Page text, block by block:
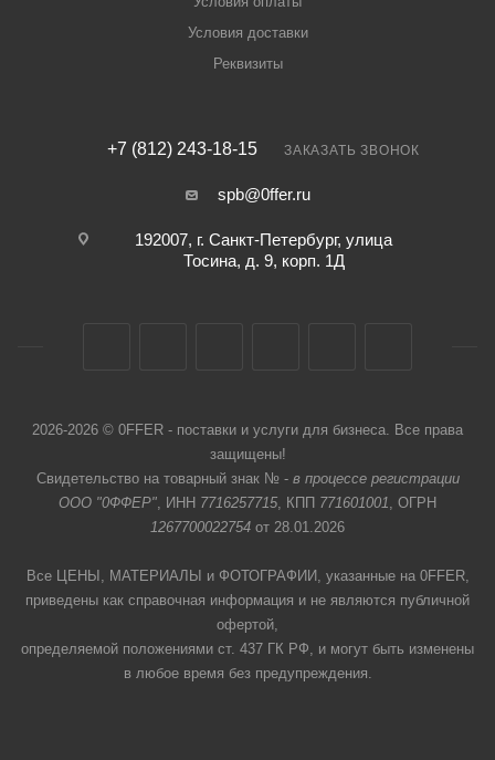
Условия доставки
Реквизиты
+7 (812) 243-18-15 ЗАКАЗАТЬ ЗВОНОК
spb@0ffer.ru
192007, г. Санкт-Петербург, улица
Тосина, д. 9, корп. 1Д
2026-2026 © 0FFER - поставки и услуги для бизнеса. Все права
защищены!
Свидетельство на товарный знак № - в процессе регистрации
ООО "0ФФЕР", ИНН 7716257715, КПП 771601001, ОГРН
1267700022754 от 28.01.2026
Все ЦЕНЫ, МАТЕРИАЛЫ и ФОТОГРАФИИ, указанные на 0FFER,
приведены как справочная информация и не являются публичной
офертой,
определяемой положениями ст. 437 ГК РФ, и могут быть изменены
в любое время без предупреждения.